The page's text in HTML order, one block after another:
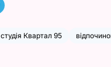
студія Квартал 95